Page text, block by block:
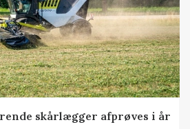
skårlægger afprøves i år